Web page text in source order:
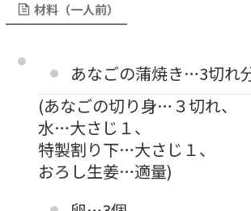
材料（一人前）
あなごの蒲焼き…3切れ
(あなごの切り身…３切れ、
水…大さじ１、
特製割り下…大さじ１、
おろし生姜…適量)